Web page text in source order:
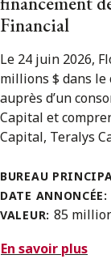
Financial
Le 24 juin 2026,
millions $ dans le
auprès d’un
Capital et
Capital, Teralys
BUREAU
DATE ANNONCÉE:
VALEUR: 85
En savoir plus